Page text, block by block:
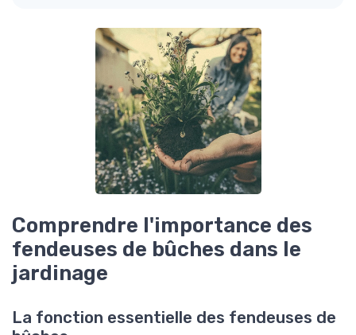
Comprendre l'importance des
fendeuses de bûches dans le
jardinage
La fonction essentielle des fendeuses de